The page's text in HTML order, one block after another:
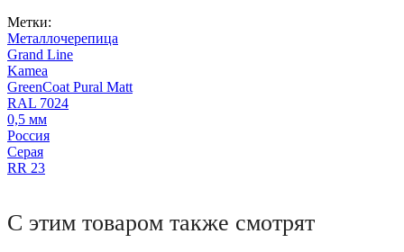
Метки:
Металлочерепица
Grand Line
Kamea
GreenCoat Pural Matt
RAL 7024
0,5 мм
Россия
Серая
RR 23
С этим товаром также смотрят